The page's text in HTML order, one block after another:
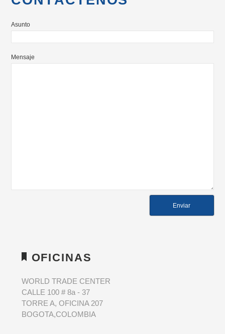
Asunto
Mensaje
OFICINAS
WORLD TRADE CENTER
CALLE 100 # 8a - 37
TORRE A, OFICINA 207
BOGOTA,COLOMBIA